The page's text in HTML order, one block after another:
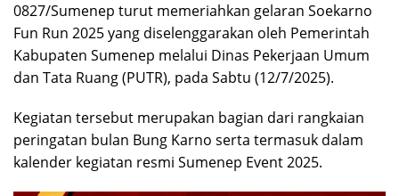
0827/Sumenep turut memeriahkan gelaran Soekarno
Fun Run 2025 yang diselenggarakan oleh Pemerintah
Kabupaten Sumenep melalui Dinas Pekerjaan Umum
dan Tata Ruang (PUTR), pada Sabtu (12/7/2025).
Kegiatan tersebut merupakan bagian dari rangkaian
peringatan bulan Bung Karno serta termasuk dalam
kalender kegiatan resmi Sumenep Event 2025.